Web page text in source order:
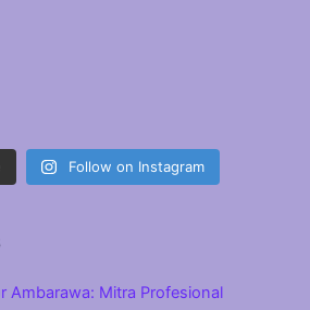
Follow on Instagram
Ambarawa: Mitra Profesional